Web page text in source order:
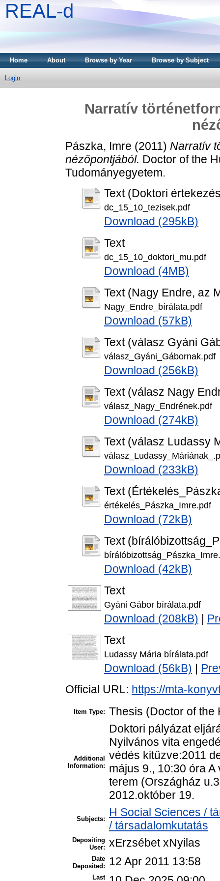
REAL-d
Home About Browse by Year Browse by Subject
Login
Narratív
Pászka, Imre (2011) Narratív
nézőpontjából. Doctor of the
Tudományegyetem.
Text (Doktori
dc_15_10_tezisek.pdf
Download (295kB)
Text
dc_15_10_doktori_mu.pdf
Download (4MB)
Text (Nagy Endre, az
Nagy_Endre_bírálata.pdf
Download (57kB)
Text (válasz Gyáni
válasz_Gyáni_Gábornak.pdf
Download (256kB)
Text (válasz Nagy
válasz_Nagy_Endrének.pdf
Download (274kB)
Text (válasz Ludassy
Download (233kB)
Text
értékelés_Pászka_Imre.pdf
Download (72kB)
Text
Download (42kB)
Text
Gyáni Gábor bírálata.pdf
Download (208kB)
Text
Ludassy Mária bírálata.pdf
Download (56kB)
Official URL: https://mta-
Item Type: Thesis (Doctor of the
Additional
Information:
Doktori pályázat
Nyilvános vita
védés kitűzve:2011
május 9., 10:30 óra
terem (Országház
2012.október 19.
Subjects:
H Social Sciences /
/ társadalomkutatás
Depositing
User: xErzsébet xNyilas
Date
Deposited:
12 Apr 2011 13:58
Last